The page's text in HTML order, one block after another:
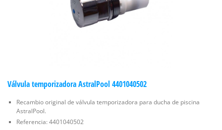
Válvula temporizadora AstralPool 4401040502
Recambio original de válvula temporizadora para ducha de piscina
AstralPool.
Referencia: 4401040502